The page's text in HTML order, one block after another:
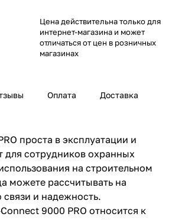
Цена действительна только для
интернет-магазина и может
отличаться от цен в розничных
магазинах
Оплата Доставка
проста в эксплуатации и
для сотрудников охранных
на строительном
можете рассчитывать на
связи и надежность.
9000 PRO относится к